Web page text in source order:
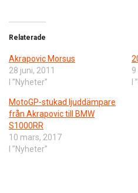
Relaterade
Akrapovic Morsus
28 juni, 2011
I ”Nyheter”
MotoGP-stukad ljuddämpare
från Akrapovic till BMW
S1000RR
10 mars, 2017
I ”Nyheter”